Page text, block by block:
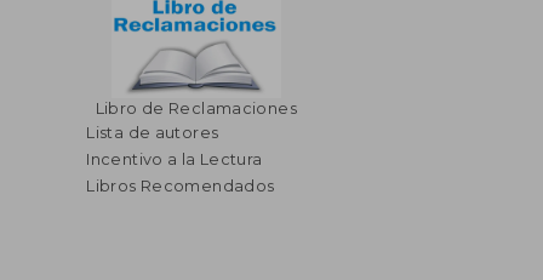
Libro de Reclamaciones
Lista de autores
Incentivo a la Lectura
Libros Recomendados